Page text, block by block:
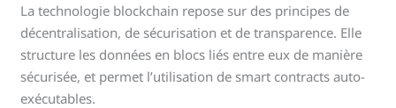
La technologie blockchain repose sur des principes de
décentralisation, de sécurisation et de transparence. Elle
structure les données en blocs liés entre eux de manière
sécurisée, et permet l’utilisation de smart contracts auto-
exécutables.